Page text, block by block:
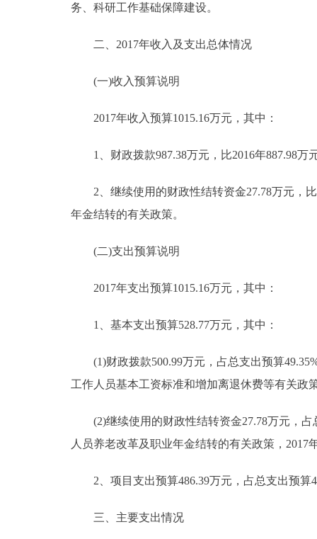
多语种
ENGLISH
DEUTSCH
务、科研工作基础保障建设。
二、2017年收入及支出总体情况
(一)收入预算说明
2017年收入预算1015.16万元，其中：
1、财政拨款987.38万元，比2016年887.98万
2、继续使用的财政性结转资金27.78万元，比
年金结转的有关政策。
(二)支出预算说明
2017年支出预算1015.16万元，其中：
1、基本支出预算528.77万元，其中：
(1)财政拨款500.99万元，占总支出预算49.35%
工作人员基本工资标准和增加离退休费等有关政
(2)继续使用的财政性结转资金27.78万元，占
人员养老改革及职业年金结转的有关政策，
2、项目支出预算486.39万元，占总支出预算
三、主要支出情况